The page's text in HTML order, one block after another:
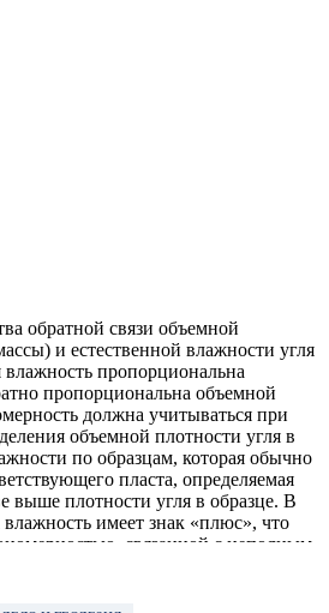
обратной связи объемной
и естественной влажности угля
влажность пропорциональна
пропорциональна объемной
должна учитываться при
объемной плотности угля в
по образцам, которая обычно
пласта, определяемая
выше плотности угля в образце. В
влажность имеет знак «плюс», что
связанной с неполным
влагой в образце по
угля при естественных